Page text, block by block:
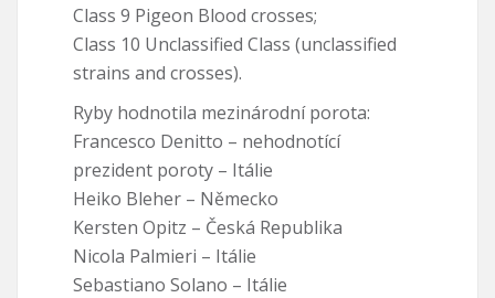
Class 9 Pigeon Blood crosses;
Class 10 Unclassified Class (unclassified
strains and crosses).
Ryby hodnotila mezinárodní porota:
Francesco Denitto – nehodnotící
prezident poroty – Itálie
Heiko Bleher – Německo
Kersten Opitz – Česká Republika
Nicola Palmieri – Itálie
Sebastiano Solano – Itálie